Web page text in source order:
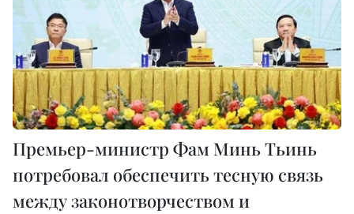
Премьер-министр Фам Минь Тьинь
потребовал обеспечить тесную связь
между законотворчеством и